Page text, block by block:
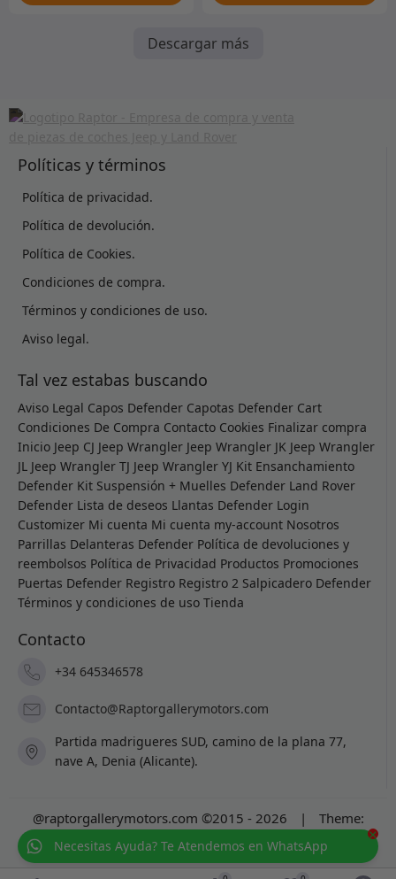
Descargar más
Necesitas Ayuda? Te Atendemos en WhatsApp
×
Políticas y términos
Política de privacidad.
Política de devolución.
Política de Cookies.
Condiciones de compra.
Términos y condiciones de uso.
Aviso legal.
Tal vez estabas buscando
Aviso Legal Capos Defender Capotas Defender Cart
Condiciones De Compra Contacto Cookies Finalizar compra
Inicio Jeep CJ Jeep Wrangler Jeep Wrangler JK Jeep Wrangler
JL Jeep Wrangler TJ Jeep Wrangler YJ Kit Ensanchamiento
Defender Kit Suspensión + Muelles Defender Land Rover
Defender Lista de deseos Llantas Defender Login
Customizer Mi cuenta Mi cuenta my-account Nosotros
Parrillas Delanteras Defender Política de devoluciones y
reembolsos Política de Privacidad Productos Promociones
Puertas Defender Registro Registro 2 Salpicadero Defender
Términos y condiciones de uso Tienda
Contacto
+34 645346578
Contacto@Raptorgallerymotors.com
Partida madrigueres SUD, camino de la plana 77,
nave A, Denia (Alicante).
@raptorgallerymotors.com ©2015 - 2026 |
Theme:
Prosale byfull100ack